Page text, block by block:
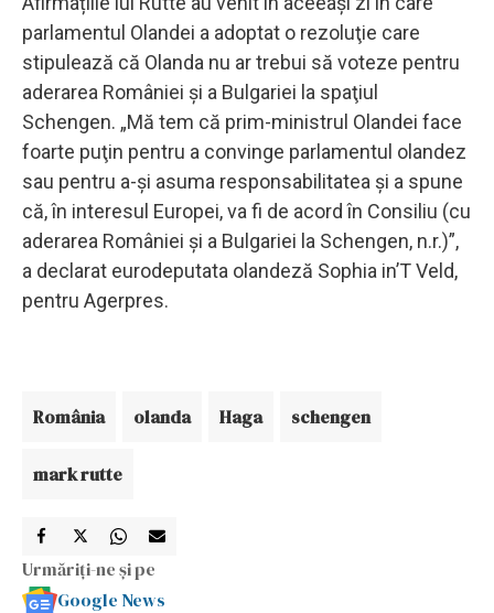
parlamentul Olandei a adoptat o rezoluţie care
stipulează că Olanda nu ar trebui să voteze pentru
aderarea României şi a Bulgariei la spaţiul
Schengen. „Mă tem că prim-ministrul Olandei face
foarte puţin pentru a convinge parlamentul olandez
sau pentru a-şi asuma responsabilitatea şi a spune
că, în interesul Europei, va fi de acord în Consiliu (cu
aderarea României şi a Bulgariei la Schengen, n.r.)”,
a declarat eurodeputata olandeză Sophia in’T Veld,
pentru Agerpres.
România olanda Haga schengen
mark rutte
Urmăriți-ne și pe
Google News